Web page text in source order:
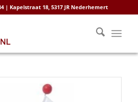
| Kapelstraat 18, 5317 JR Nederhemert